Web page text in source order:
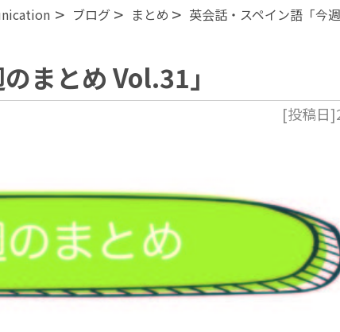
> ブログ > まとめ > 英会話・スペイン語「今
まとめ Vol.31」
[投稿日